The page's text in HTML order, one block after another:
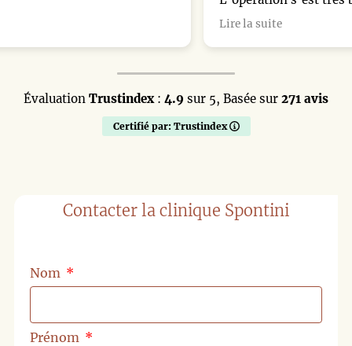
surprise, je n’ai eu quasiment aucun bleu après
l’intervention. Le résultat est exactement ce que
j’espérais : un nez naturel qui s’harmonise
accompagnement. Je n’aurais pas pu rêver mieux !
Évaluation Trustindex : 4.9 sur 5, Basée sur 271 avis
Certifié par: Trustindex
Contacter la clinique Spontini
Nom
Prénom